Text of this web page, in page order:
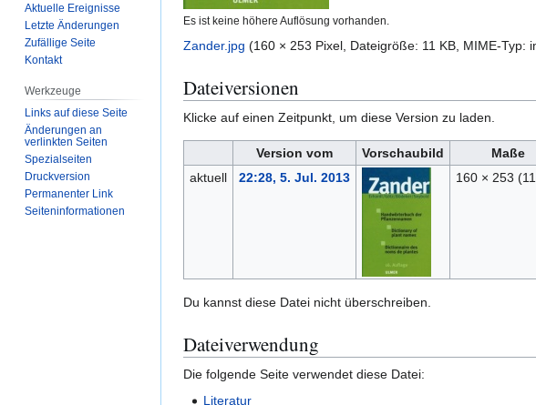
Es ist keine höhere Auflösung vorhanden.
Zander.jpg (160 × 253 Pixel, Dateigröße: 11 KB, MIME-Typ:
Dateiversionen
Klicke auf einen Zeitpunkt, um diese Version zu laden.
Version vom Vorschaubild Maße
aktuell
22:28, 5. Jul. 2013 160 × 253
Du kannst diese Datei nicht überschreiben.
Dateiverwendung
Die folgende Seite verwendet diese Datei:
Literatur
Aktuelle Ereignisse
Letzte Änderungen
Zufällige Seite
Kontakt
Werkzeuge
Links auf diese Seite
Änderungen an
verlinkten Seiten
Spezialseiten
Druckversion
Permanenter Link
Seiten­­informationen